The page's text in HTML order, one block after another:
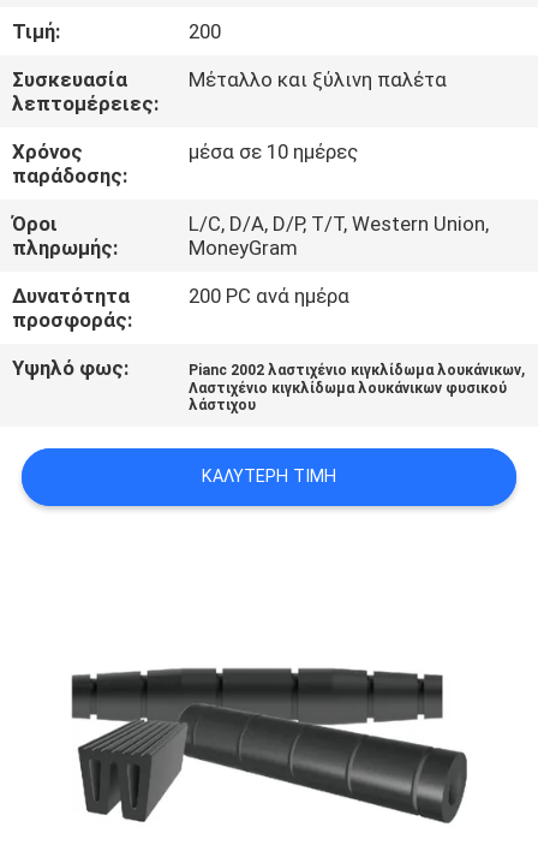
ΕΛΕΓΧΟΣ
ΠΟΙΌΤΗΤΑΣ
ΕΠΙΚΟΙΝΩΝΉΣΤΕ
ΜΑΖΊ
ΜΑΣ
ΝΈΑ
SITEMAP
Τιμή:
200
Συσκευασία
λεπτομέρειες:
Μέταλλο και ξύλινη παλέτα
Χρόνος
παράδοσης:
μέσα σε 10 ημέρες
Όροι
πληρωμής:
L/C, D/A, D/P, T/T, Western Union,
MoneyGram
Δυνατότητα
προσφοράς:
200 PC ανά ημέρα
Υψηλό φως: Pianc 2002 λαστιχένιο κιγκλίδωμα λουκάνικων,
Λαστιχένιο κιγκλίδωμα λουκάνικων φυσικού
λάστιχου
ΚΑΛΎΤΕΡΗ ΤΙΜΉ